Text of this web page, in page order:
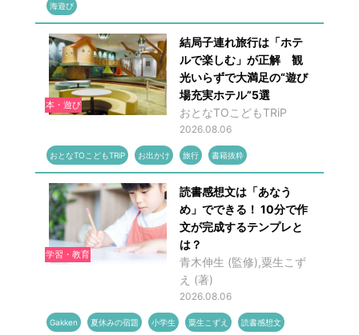
海遊び
本・遊び
結局子連れ旅行は「ホテ
ルで楽しむ」が正解 観
光いらずで大満足の“遊び
場充実ホテル”5選
おとなTOこどもTRiP
2026.08.06
おとなTOこどもTRiP お出かけ 旅行 書籍抜粋
学習・教育
読書感想文は「あなう
め」でできる！ 10分で作
文が完成するテンプレと
は？
青木伸生 (監修),粟生こず
え (著)
2026.08.06
Gakken 夏休みの宿題 小学生 粟生こずえ 読書感想文